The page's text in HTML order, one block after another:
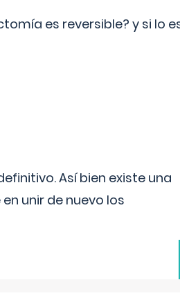
es reversible? y si lo
Así bien existe una
unir de nuevo los